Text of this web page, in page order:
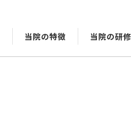
当院の特徴 当院の研